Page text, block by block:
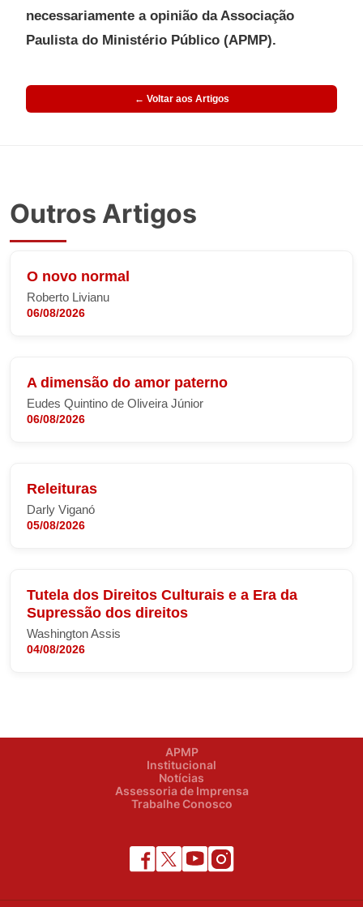
necessariamente a opinião da Associação
Paulista do Ministério Público (APMP).
← Voltar aos Artigos
Outros Artigos
O novo normal
Roberto Livianu
06/08/2026
A dimensão do amor paterno
Eudes Quintino de Oliveira Júnior
06/08/2026
Releituras
Darly Viganó
05/08/2026
Tutela dos Direitos Culturais e a Era da
Supressão dos direitos
Washington Assis
04/08/2026
APMP
Institucional
Notícias
Assessoria de Imprensa
Trabalhe Conosco